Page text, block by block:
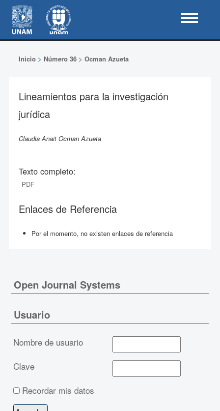
Inicio> Número 36> Ocman Azueta
Lineamientos para la investigación
jurídica
Claudia Anait Ocman Azueta
Texto completo:
PDF
Enlaces de Referencia
Por el momento, no existen enlaces de referencia
Open Journal Systems
Usuario
Nombre de usuario
Clave
Recordar mis datos